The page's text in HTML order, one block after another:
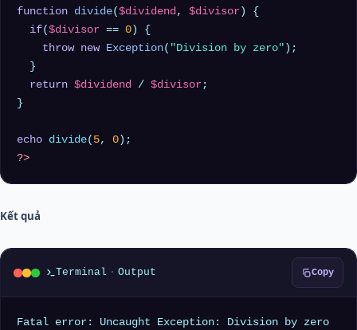
function divide( $dividend, $divisor ) {
if( $divisor == 0 ) {
throw new Exception( "Division by zero" );
  }
return $dividend / $divisor;
}
echo divide( 5, 0
?>
Kết quả
Terminal · Output Copy
Fatal error: Uncaught Exception: Division by zero